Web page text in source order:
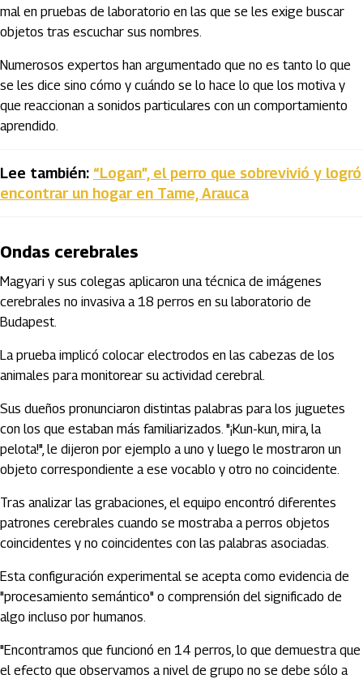
mal en pruebas de laboratorio en las que se les exige buscar
objetos tras escuchar sus nombres.
Numerosos expertos han argumentado que no es tanto lo que
se les dice sino cómo y cuándo se lo hace lo que los motiva y
que reaccionan a sonidos particulares con un comportamiento
aprendido.
Lee también: “Logan”, el perro que sobrevivió y logró
encontrar un hogar en Tame, Arauca
Ondas cerebrales
Magyari y sus colegas aplicaron una técnica de imágenes
cerebrales no invasiva a 18 perros en su laboratorio de
Budapest.
La prueba implicó colocar electrodos en las cabezas de los
animales para monitorear su actividad cerebral.
Sus dueños pronunciaron distintas palabras para los juguetes
con los que estaban más familiarizados. "¡Kun-kun, mira, la
pelota!", le dijeron por ejemplo a uno y luego le mostraron un
objeto correspondiente a ese vocablo y otro no coincidente.
Tras analizar las grabaciones, el equipo encontró diferentes
patrones cerebrales cuando se mostraba a perros objetos
coincidentes y no coincidentes con las palabras asociadas.
Esta configuración experimental se acepta como evidencia de
"procesamiento semántico" o comprensión del significado de
algo incluso por humanos.
"Encontramos que funcionó en 14 perros, lo que demuestra que
el efecto que observamos a nivel de grupo no se debe sólo a